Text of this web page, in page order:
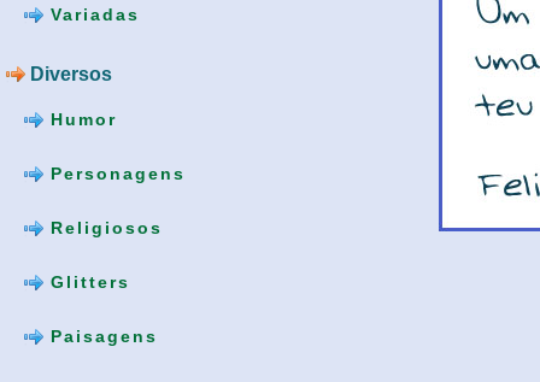
Variadas
Diversos
Humor
Personagens
Religiosos
Glitters
Paisagens